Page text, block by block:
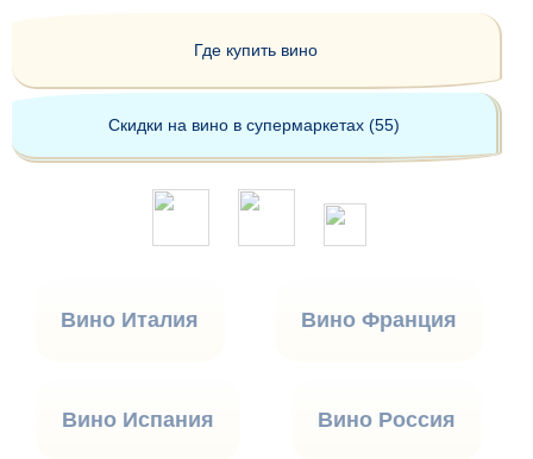
Где купить вино
Скидки на вино в супермаркетах (55)
Вино Италия Вино Франция
Вино Испания Вино Россия